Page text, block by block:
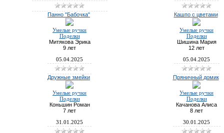
Панно "Бабочка"
Умелые ручки
Поделки
Митякова Эрика
9 лет
05.04.2025
Кашпо с цветами
Умелые ручки
Поделки
Шишина Мария
12 лет
05.04.2025
Дружные змейки
Умелые ручки
Поделки
Коньшин Роман
7 лет
31.01.2025
Пряничный домик
Умелые ручки
Поделки
Качанова Алиса
8 лет
30.01.2025